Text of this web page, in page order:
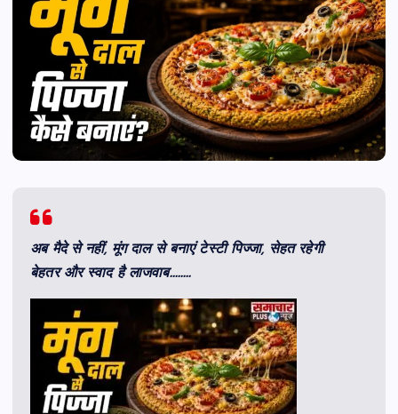
अब मैदे से नहीं, मूंग दाल से बनाएं टेस्टी पिज्जा, सेहत रहेगी
बेहतर और स्वाद है लाजवाब……..